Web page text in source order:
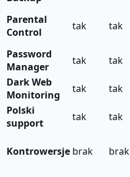
Parental
Control
tak tak
Password
Manager
tak tak
Dark Web
Monitoring
tak tak
Polski
support
tak tak
Kontrowersje brak brak